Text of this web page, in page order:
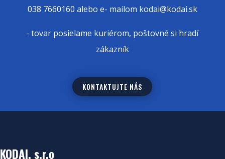
038 7660160 alebo e- mailom kodai@kodai.sk
- tovar posielame kuriérom, poštovné si hradí
zákazník
KONTAKTUJTE NÁS
KODAI, s.r.o